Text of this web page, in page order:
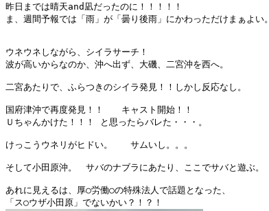
昨日までは晴天and凪だったのに！！！！！
ま、週間予報では「雨」が「曇り後雨」にかわっただけまぁよい。
ウネウネしながら、シイラサーチ！
波が高いからなのか、沖へ出ず、大磯、二宮沖を西へ。
二宮あたりで、ふらつきのシイラ発見！！しかし反応なし。
国府津沖で再度発見！！　　キャスト開始！！
Ｕちゃんかけた！！！ と思ったらバレた・・・。
けっこうウネリがヒドい。　　サムいし。。。
そして小田原沖。　サバのナブラにあたり、ここでサバと遊ぶ。
あれに見えるは、厚○労働○の特殊法人で話題となった、